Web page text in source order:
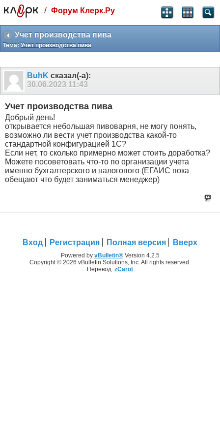
Святые угодники, Клерк без рекламы
прекрасен:)
месяц
3 месяца
259
₽
-10%
499 ₽
-15%
Отмена Оплатить
/ Форум Клерк.Ру
Учет производства пива
Тема: Учет производства пива
BuhK сказал(-а):
30.06.2023 11:43
Учет производства пива
Добрый день!
открывается небольшая пивоварня, не могу понять,
возможно ли вести учет производства какой-то
стандартной конфигурацией 1С?
Если нет, то сколько примерно может стоить доработка?
Можете посоветовать что-то по организации учета
именно бухгалтерского и налогового (ЕГАИС пока
обещают что будет заниматься менеджер)
Вход Регистрация Полная версия Вверх
Powered by vBulletin®Version 4.2.5
Copyright © 2026 vBulletin Solutions, Inc. All rights reserved.
Перевод: zCarot